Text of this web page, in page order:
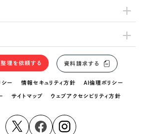
理を依頼する 資料請求する
シー 情報セキュリティ方針 AI倫理ポリシー
サイトマップ ウェブアクセシビリティ方針